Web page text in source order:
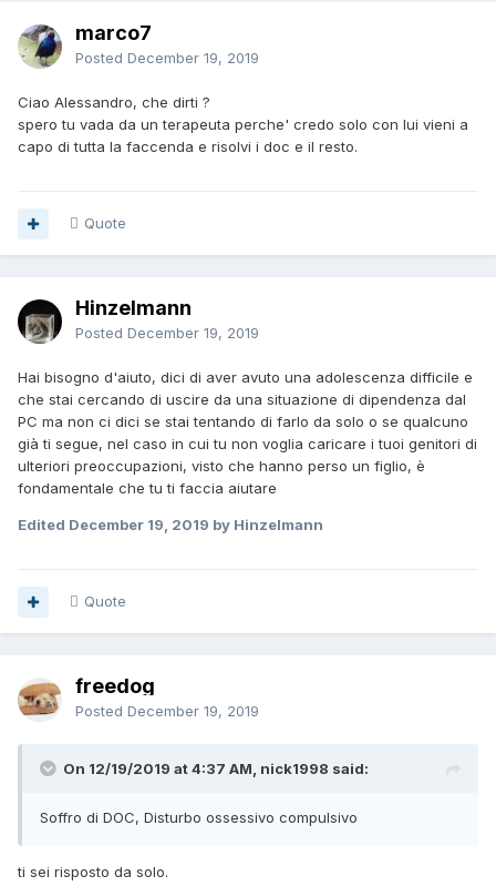
marco7
Posted December 19, 2019
Ciao Alessandro, che dirti ?
spero tu vada da un terapeuta perche' credo solo con lui vieni a
capo di tutta la faccenda e risolvi i doc e il resto.
Quote
Hinzelmann
Posted December 19, 2019
Hai bisogno d'aiuto, dici di aver avuto una adolescenza difficile e
che stai cercando di uscire da una situazione di dipendenza dal
PC ma non ci dici se stai tentando di farlo da solo o se qualcuno
già ti segue, nel caso in cui tu non voglia caricare i tuoi genitori di
ulteriori preoccupazioni, visto che hanno perso un figlio, è
fondamentale che tu ti faccia aiutare
Edited December 19, 2019 by Hinzelmann
Quote
freedog
Posted December 19, 2019
On 12/19/2019 at 4:37 AM, nick1998 said:
Soffro di DOC, Disturbo ossessivo compulsivo
ti sei risposto da solo.